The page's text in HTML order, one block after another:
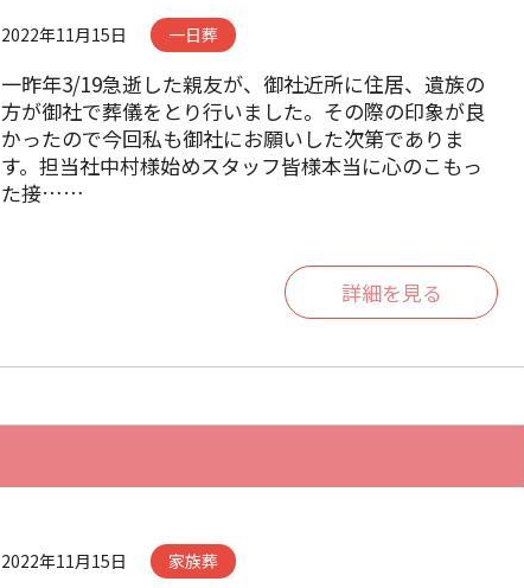
2022年11月15日 一日葬
一昨年3/19急逝した親友が、御社近所に住居、遺族の
方が御社で葬儀をとり行いました。その際の印象が良
かったので今回私も御社にお願いした次第でありま
す。担当社中村様始めスタッフ皆様本当に心のこもっ
た接……
詳細を見る
2022年11月15日 家族葬